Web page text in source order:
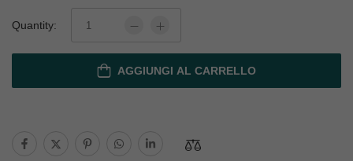
Quantity:
AGGIUNGI AL CARRELLO